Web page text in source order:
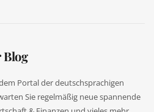
Blog
Portal der deutschsprachigen
Sie regelmäßig neue spannende